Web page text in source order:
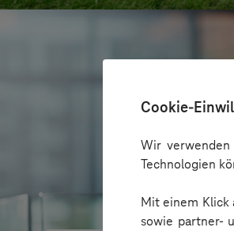
Cookie-
Wir verwenden
Technologien
Mit einem Klick
sowie partner-